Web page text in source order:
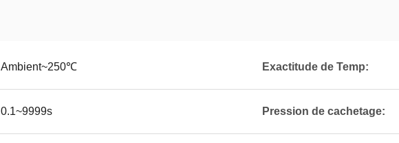
Ambient~250℃ Exactitude de Temp:
0.1~9999s Pression de cachetage: